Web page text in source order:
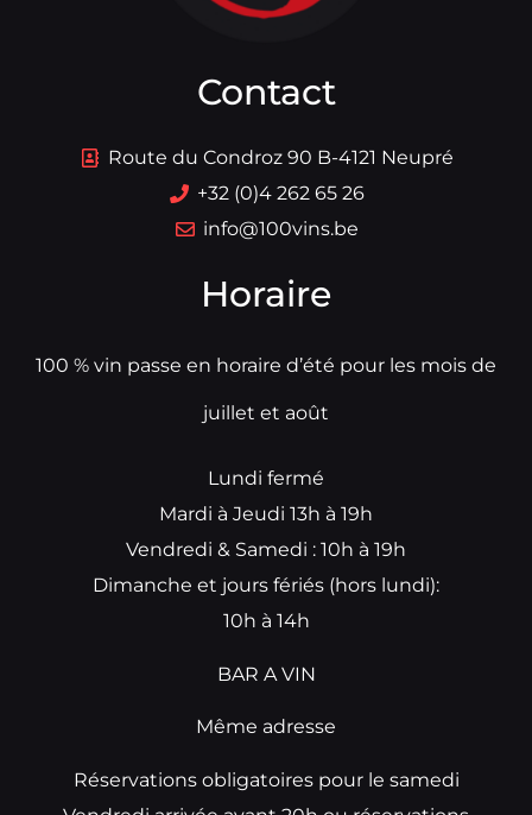
Contact
Route du Condroz 90 B-4121 Neupré
+32 (0)4 262 65 26
info@100vins.be
Horaire
100 % vin passe en horaire d’été pour les mois de
juillet et août
Lundi fermé
Mardi à Jeudi 13h à 19h
Vendredi & Samedi : 10h à 19h
Dimanche et jours fériés (hors lundi):
10h à 14h
BAR A VIN
Même adresse
Réservations obligatoires pour le samedi